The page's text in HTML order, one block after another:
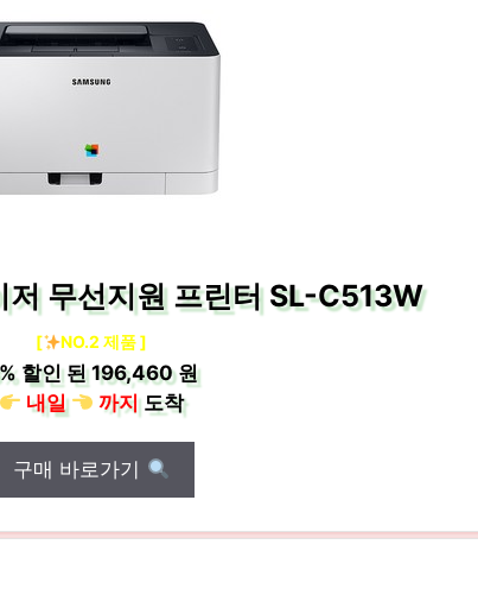
저 무선지원 프린터 SL-C513W
[ NO.2 제품 ]
할인 된196,460 원
내일
까지도착
구매 바로가기